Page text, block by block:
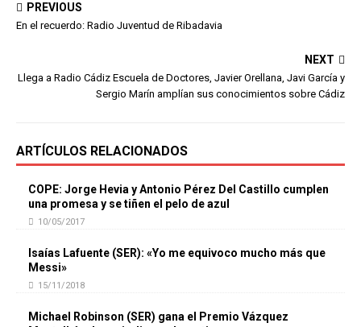
PREVIOUS
En el recuerdo: Radio Juventud de Ribadavia
NEXT
Llega a Radio Cádiz Escuela de Doctores, Javier Orellana, Javi García y
Sergio Marín amplían sus conocimientos sobre Cádiz
ARTÍCULOS RELACIONADOS
COPE: Jorge Hevia y Antonio Pérez Del Castillo cumplen
una promesa y se tiñen el pelo de azul
10/05/2017
Isaías Lafuente (SER): «Yo me equivoco mucho más que
Messi»
15/11/2018
Michael Robinson (SER) gana el Premio Vázquez